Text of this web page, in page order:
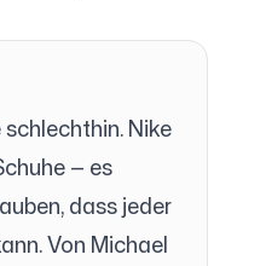
Nike
— es
dass jeder
Von Michael